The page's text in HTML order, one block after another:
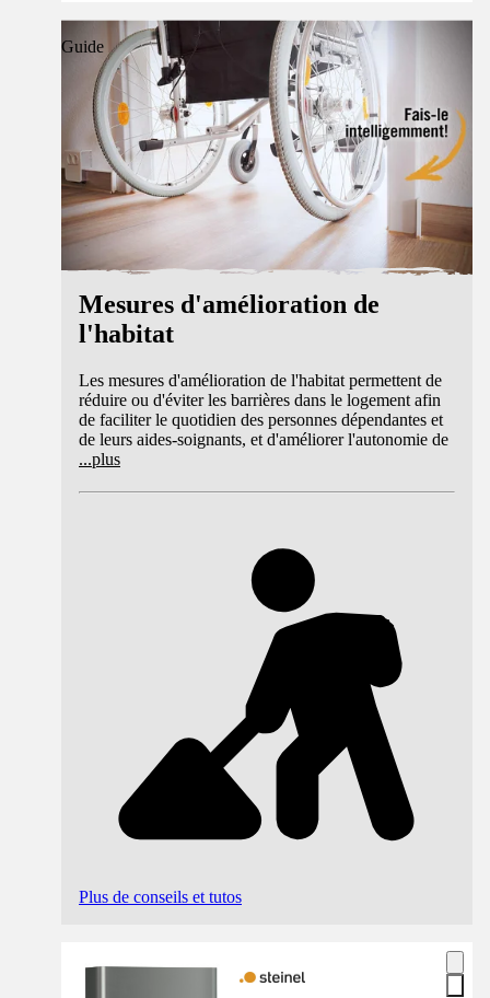
Guide
Mesures d'amélioration de
l'habitat
Les mesures d'amélioration de l'habitat permettent de
réduire ou d'éviter les barrières dans le logement afin
de faciliter le quotidien des personnes dépendantes et
de leurs aides-soignants, et d'améliorer l'autonomie de
...plus
Plus de conseils et tutos